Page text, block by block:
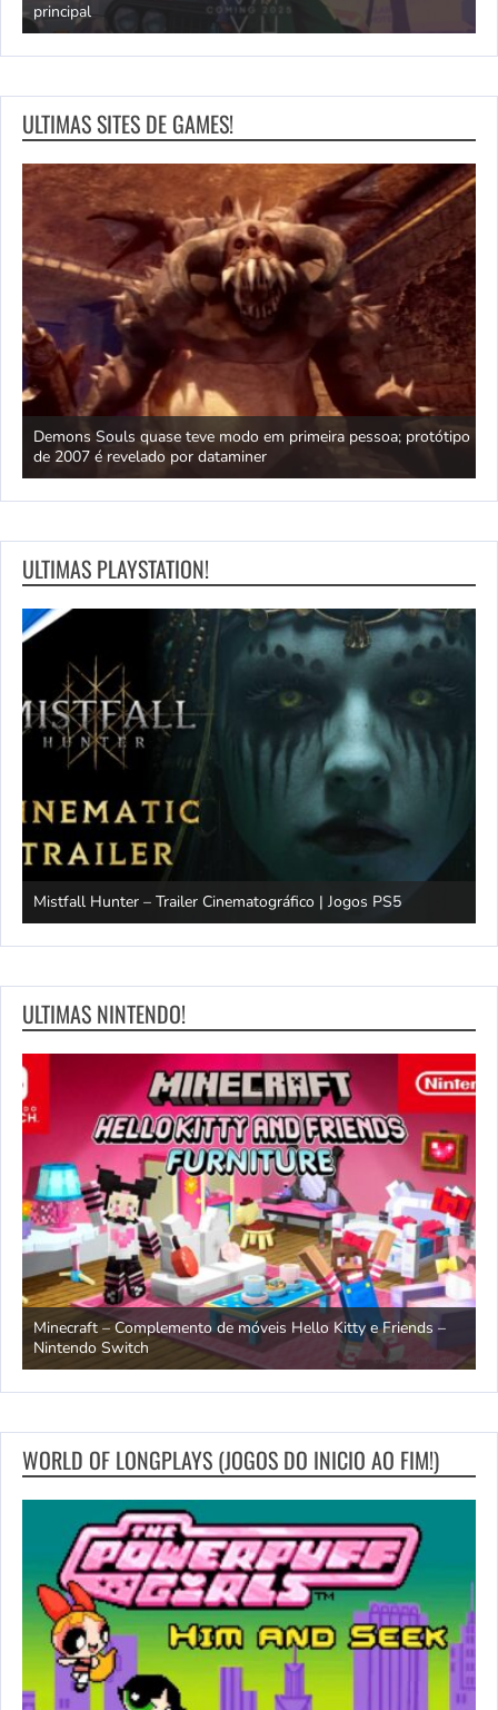
principal
ULTIMAS SITES DE GAMES!
Demons Souls quase teve modo em primeira pessoa; protótipo
de 2007 é revelado por dataminer
ULTIMAS PLAYSTATION!
Mistfall Hunter – Trailer Cinematográfico | Jogos PS5
ULTIMAS NINTENDO!
Minecraft – Complemento de móveis Hello Kitty e Friends –
Nintendo Switch
WORLD OF LONGPLAYS (JOGOS DO INICIO AO FIM!)